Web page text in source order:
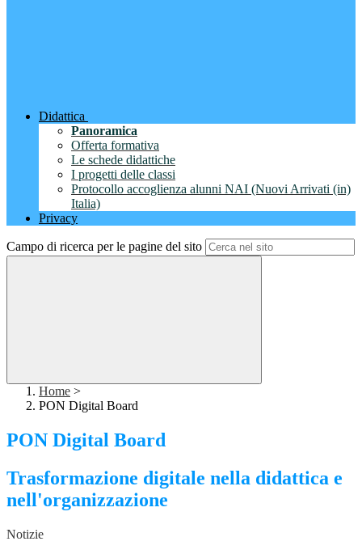
Didattica
Panoramica
Offerta formativa
Le schede didattiche
I progetti delle classi
Protocollo accoglienza alunni NAI (Nuovi Arrivati (in)
Italia)
Privacy
Campo di ricerca per le pagine del sito
Home >
PON Digital Board
PON Digital Board
Trasformazione digitale nella didattica e
nell'organizzazione
Notizie